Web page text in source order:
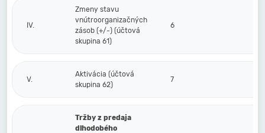
IV.
Zmeny stavu
vnútroorganizačných
zásob (+/-) (účtová
skupina 61)
6
V.
Aktivácia (účtová
skupina 62)
7
Tržby z predaja
dlhodobého